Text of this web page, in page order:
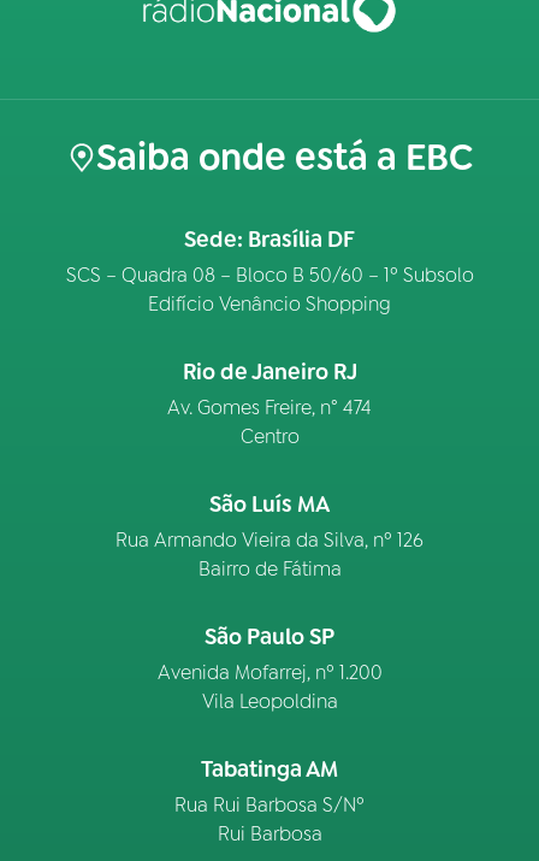
Saiba onde está a EBC
Sede: Brasília DF
SCS – Quadra 08 – Bloco B 50/60 – 1º Subsolo
Edifício Venâncio Shopping
Rio de Janeiro RJ
Av. Gomes Freire, n° 474
Centro
São Luís MA
Rua Armando Vieira da Silva, nº 126
Bairro de Fátima
São Paulo SP
Avenida Mofarrej, nº 1.200
Vila Leopoldina
Tabatinga AM
Rua Rui Barbosa S/Nº
Rui Barbosa